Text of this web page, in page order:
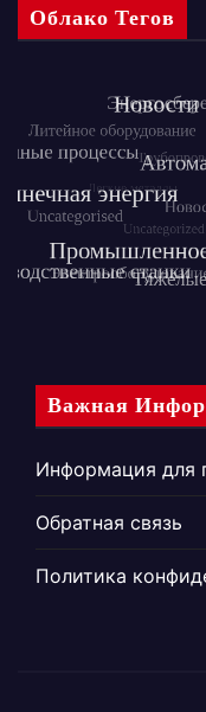
Облако Тегов
Важная
Информация для
Обратная связь
Политика